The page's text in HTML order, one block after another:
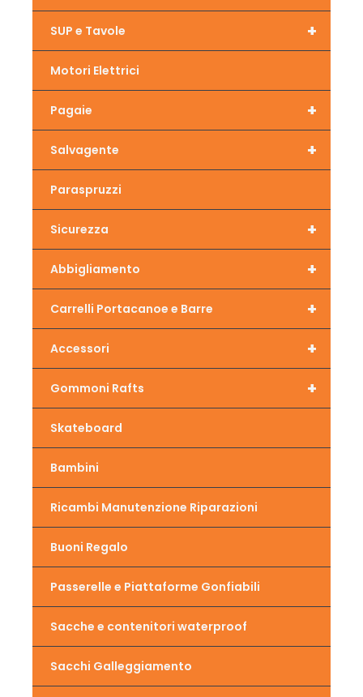
+
SUP e Tavole
Motori Elettrici
+
Pagaie
+
Salvagente
Paraspruzzi
+
Sicurezza
+
Abbigliamento
+
Carrelli Portacanoe e Barre
+
Accessori
+
Gommoni Rafts
Skateboard
Bambini
Ricambi Manutenzione Riparazioni
Buoni Regalo
Passerelle e Piattaforme Gonfiabili
Sacche e contenitori waterproof
Sacchi Galleggiamento